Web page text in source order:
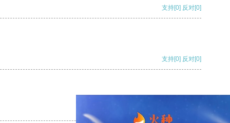
支持[0] 反对[0]
支持[0] 反对[0]